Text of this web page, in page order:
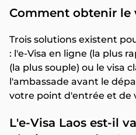
Comment obtenir le
Trois solutions existent
: l'e-Visa en ligne (la plus
(la plus souple) ou le visa
l'ambassade avant le
votre point d'entrée et de
L'e-Visa Laos est-il